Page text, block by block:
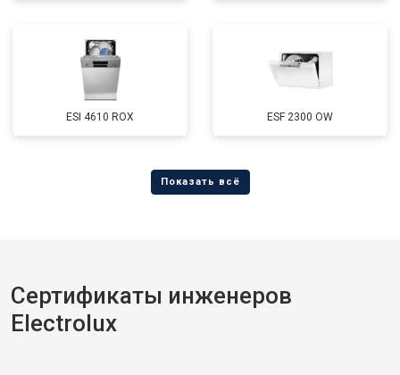
ESI 4610 ROX ESF 2300 OW
Сертификаты инженеров
Electrolux